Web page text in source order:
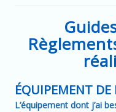
ÉQUIPEMENT DE
L’équipement dont j’ai